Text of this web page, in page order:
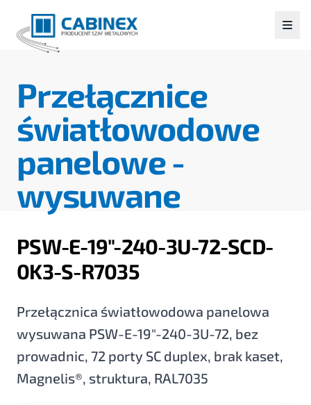
Przełącznice
światłowodowe
panelowe -
wysuwane
PSW-E-19"-240-3U-72-SCD-
0K3-S-R7035
Przełącznica światłowodowa panelowa
wysuwana PSW-E-19"-240-3U-72, bez
prowadnic, 72 porty SC duplex, brak kaset,
Magnelis®, struktura, RAL7035